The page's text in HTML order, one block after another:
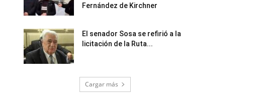
Fernández de Kirchner
El senador Sosa se refirió a la
licitación de la Ruta...
Cargar más